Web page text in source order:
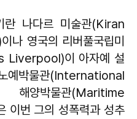
나다르 미술관(Kiran
영국의 리버풀국립미
이 아자예 설
박물관(International
양박물관(Maritime
이번 그의 성폭력과 성추